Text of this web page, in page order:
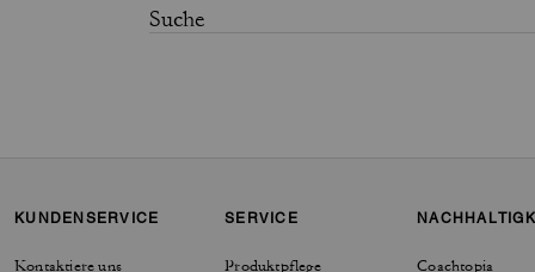
KUNDENSERVICE
Kontaktiere uns
SERVICE
Produktpflege Coachtopia